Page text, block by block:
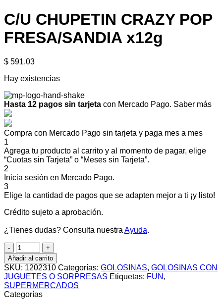
C/U CHUPETIN CRAZY POP
FRESA/SANDIA x12g
$ 591,03
Hay existencias
Hasta 12 pagos sin tarjeta con Mercado Pago. Saber más
Compra con Mercado Pago sin tarjeta y paga mes a mes
1
Agrega tu producto al carrito y al momento de pagar, elige
“Cuotas sin Tarjeta” o “Meses sin Tarjeta”.
2
Inicia sesión en Mercado Pago.
3
Elige la cantidad de pagos que se adapten mejor a ti ¡y listo!
Crédito sujeto a aprobación.
¿Tienes dudas? Consulta nuestraAyuda.
C/U
CHUPETIN
CRAZY
POP
FRESA/SANDIA
x12g
cantidad
Añadir al carrito
SKU: 1202310 Categorías: GOLOSINAS, GOLOSINAS CON
JUGUETES O SORPRESAS Etiquetas: FUN ,
SUPERMERCADOS
Categorías